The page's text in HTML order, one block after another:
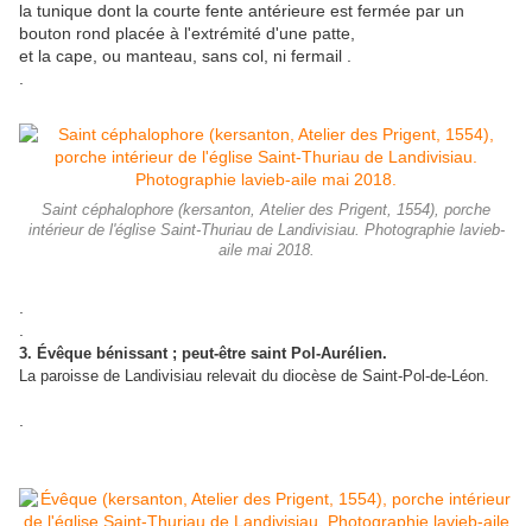
la tunique dont la courte fente antérieure est fermée par un
bouton rond placée à l'extrémité d'une patte,
et la cape, ou manteau, sans col, ni fermail .
Saint céphalophore (kersanton, Atelier des Prigent, 1554), porche
intérieur de l'église Saint-Thuriau de Landivisiau. Photographie lavieb-
aile mai 2018.
3. Évêque bénissant ; peut-être saint Pol-Aurélien.
La paroisse de Landivisiau relevait du diocèse de Saint-Pol-de-Léon.